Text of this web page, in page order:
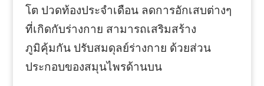
โต ปวดท้องประจำเดือน ลดการอักเสบต่างๆ
ที่เกิดกับร่างกาย สามารถเสริมสร้าง
ภูมิคุ้มกัน ปรับสมดุลย์ร่างกาย ด้วยส่วน
ประกอบของสมุนไพรด้านบน